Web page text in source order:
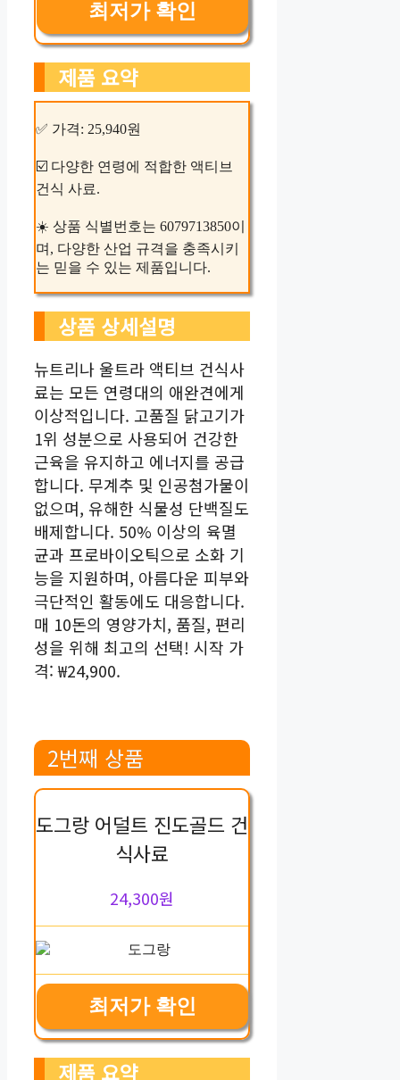
최저가 확인
제품 요약
✅ 가격: 25,940원
☑️ 다양한 연령에 적합한 액티브
건식 사료.
☀️ 상품 식별번호는 6079713850이
며, 다양한 산업 규격을 충족시키
는 믿을 수 있는 제품입니다.
상품 상세설명
뉴트리나 울트라 액티브 건식사
료는 모든 연령대의 애완견에게
이상적입니다. 고품질 닭고기가
1위 성분으로 사용되어 건강한
근육을 유지하고 에너지를 공급
합니다. 무계추 및 인공첨가물이
없으며, 유해한 식물성 단백질도
배제합니다. 50% 이상의 육멸
균과 프로바이오틱으로 소화 기
능을 지원하며, 아름다운 피부와
극단적인 활동에도 대응합니다.
매 10돈의 영양가치, 품질, 편리
성을 위해 최고의 선택! 시작 가
격: ₩24,900.
2번째 상품
도그랑 어덜트 진도골드 건
식사료
24,300원
최저가 확인
제품 요약